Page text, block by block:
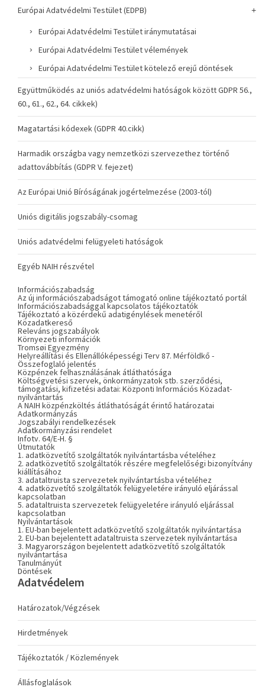
Európai Adatvédelmi Testület (EDPB)
Európai Adatvédelmi Testület iránymutatásai
Európai Adatvédelmi Testület vélemények
Európai Adatvédelmi Testület kötelező erejű döntések
Együttműködés az uniós adatvédelmi hatóságok között GDPR 56.,
60., 61., 62., 64. cikkek)
Magatartási kódexek (GDPR 40.cikk)
Harmadik országba vagy nemzetközi szervezethez történő
adattovábbítás (GDPR V. fejezet)
Az Európai Unió Bíróságának jogértelmezése (2003-tól)
Uniós digitális jogszabály-csomag
Uniós adatvédelmi felügyeleti hatóságok
Egyéb NAIH részvétel
Információszabadság
Az új információszabadságot támogató online tájékoztató portál
Információszabadsággal kapcsolatos tájékoztatók
Tájékoztató a közérdekű adatigénylések menetéről
Közadatkereső
Releváns jogszabályok
Környezeti információk
Tromsøi Egyezmény
Helyreállítási és Ellenállóképességi Terv 87. Mérföldkő -
Összefoglaló jelentés
Közpénzek felhasználásának átláthatósága
Költségvetési szervek, önkormányzatok stb. szerződési,
támogatási, kifizetési adatai: Központi Információs Közadat-
nyilvántartás
A NAIH közpénzköltés átláthatóságát érintő határozatai
Adatkormányzás
Jogszabályi rendelkezések
Adatkormányzási rendelet
Infotv. 64/E-H. §
Útmutatók
1. adatközvetítő szolgáltatók nyilvántartásba vételéhez
2. adatközvetítő szolgáltatók részére megfelelőségi bizonyítvány
kiállításához
3. adataltruista szervezetek nyilvántartásba vételéhez
4. adatközvetítő szolgáltatók felügyeletére irányuló eljárással
kapcsolatban
5. adataltruista szervezetek felügyeletére irányuló eljárással
kapcsolatban
Nyilvántartások
1. EU-ban bejelentett adatközvetítő szolgáltatók nyilvántartása
2. EU-ban bejelentett adataltruista szervezetek nyilvántartása
3. Magyarországon bejelentett adatközvetítő szolgáltatók
nyilvántartása
Tanulmányút
Döntések
Adatvédelem
Határozatok/Végzések
Hirdetmények
Tájékoztatók / Közlemények
Állásfoglalások